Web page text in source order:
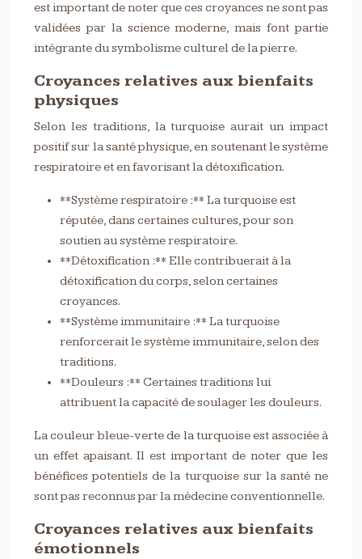
est important de noter que ces croyances ne sont pas
validées par la science moderne, mais font partie
intégrante du symbolisme culturel de la pierre.
Croyances relatives aux bienfaits
physiques
Selon les traditions, la turquoise aurait un impact
positif sur la santé physique, en soutenant le système
respiratoire et en favorisant la détoxification.
**Système respiratoire :** La turquoise est
réputée, dans certaines cultures, pour son
soutien au système respiratoire.
**Détoxification :** Elle contribuerait à la
détoxification du corps, selon certaines
croyances.
**Système immunitaire :** La turquoise
renforcerait le système immunitaire, selon des
traditions.
**Douleurs :** Certaines traditions lui
attribuent la capacité de soulager les douleurs.
La couleur bleue-verte de la turquoise est associée à
un effet apaisant. Il est important de noter que les
bénéfices potentiels de la turquoise sur la santé ne
sont pas reconnus par la médecine conventionnelle.
Croyances relatives aux bienfaits
émotionnels